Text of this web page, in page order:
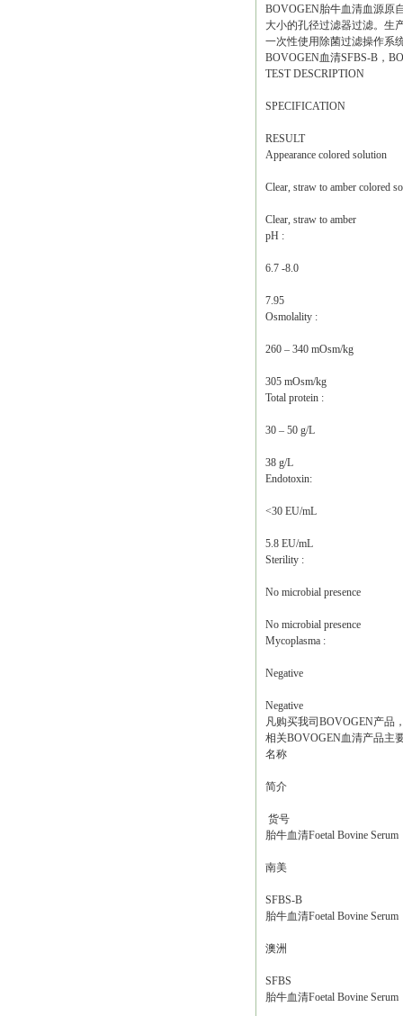
BOVOGEN胎牛血清血源原
大小的孔径过滤器过滤。生
一次性使用除菌过滤操作系
BOVOGEN血清SFBS-B，
TEST DESCRIPTION
SPECIFICATION
RESULT
Appearance colored solution
Clear, straw to amber colored
Clear, straw to amber
pH :
6.7 -8.0
7.95
Osmolality :
260 – 340 mOsm/kg
305 mOsm/kg
Total protein :
30 – 50 g/L
38 g/L
Endotoxin:
<30 EU/mL
5.8 EU/mL
Sterility :
No microbial presence
No microbial presence
Mycoplasma :
Negative
Negative
凡购买我司BOVOGEN产品
相关BOVOGEN血清产品主
名称
简介
货号
胎牛血清Foetal Bovine Serum
南美
SFBS-B
胎牛血清Foetal Bovine Serum
澳洲
SFBS
胎牛血清Foetal Bovine Serum